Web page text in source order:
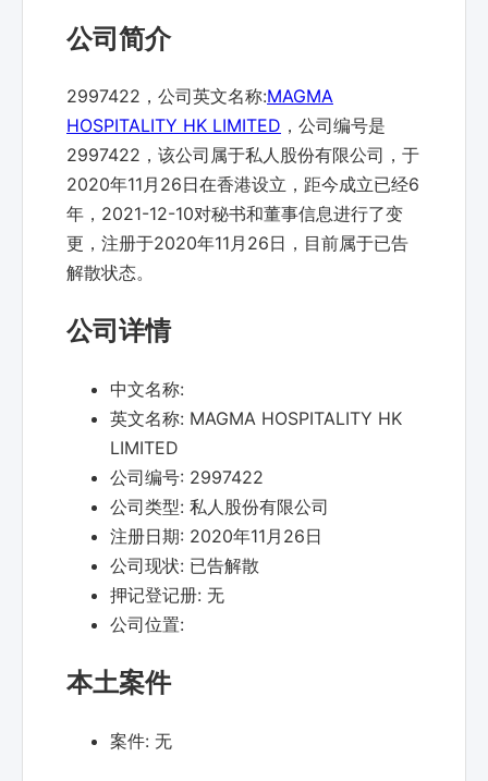
公司简介
2997422，公司英文名称:MAGMA
HOSPITALITY HK LIMITED ，公司编号是
2997422，该公司属于私人股份有限公司，于
2020年11月26日在香港设立，距今成立已经6
年，2021-12-10对秘书和董事信息进行了变
更，注册于2020年11月26日，目前属于已告
解散状态。
公司详情
中文名称:
英文名称: MAGMA HOSPITALITY HK
LIMITED
公司编号: 2997422
公司类型: 私人股份有限公司
注册日期: 2020年11月26日
公司现状: 已告解散
押记登记册: 无
公司位置:
本土案件
案件: 无